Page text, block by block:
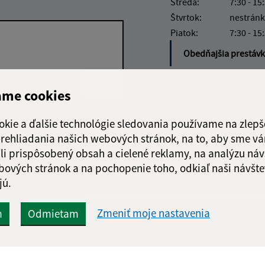
cookies
a ďalšie technológie sledovania používame na
našich webových stránok, na to, aby sme
prispôsobený obsah a cielené reklamy, na analýzu
stránok a na pochopenie toho, odkiaľ naši
Odmietam Zmeniť moje nastavenia
Google reCaptcha Response
Odoslať správu
Štvrtok:
Piatok:
7:30 -
Obedňajšia